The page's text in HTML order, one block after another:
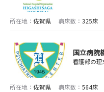
所在地： 佐賀県 病床数： 325床
国立病院
所在地： 佐賀県 病床数： 564床